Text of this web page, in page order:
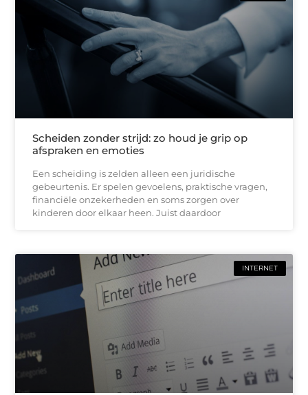
Scheiden zonder strijd: zo houd je grip op
afspraken en emoties
Een scheiding is zelden alleen een juridische
gebeurtenis. Er spelen gevoelens, praktische vragen,
financiële onzekerheden en soms zorgen over
kinderen door elkaar heen. Juist daardoor
INTERNET